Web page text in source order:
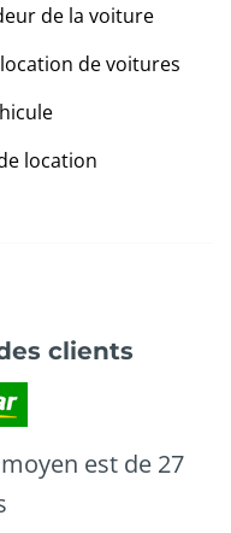
de la voiture
de voitures
location
clients
est de 27